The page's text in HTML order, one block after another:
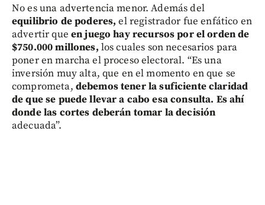
No es una advertencia menor. Además del
equilibrio de poderes,el registrador fue enfático en
advertir que en juego hay recursos por el orden de
$750.000 millones, los cuales son necesarios para
poner en marcha el proceso electoral. “Es una
inversión muy alta, que en el momento en que se
comprometa, debemos tener la suficiente claridad
de que se puede llevar a cabo esa consulta. Es ahí
donde las cortes deberán tomar la decisión
adecuada”.